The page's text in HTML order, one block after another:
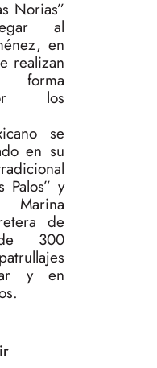
Norias”
al
en
realizan
forma
los
se
en su
Palos” y
de
300
y en